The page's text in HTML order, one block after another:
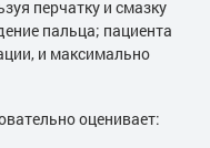
перчатку и смазку
пальца; пациента
и максимально
оценивает: